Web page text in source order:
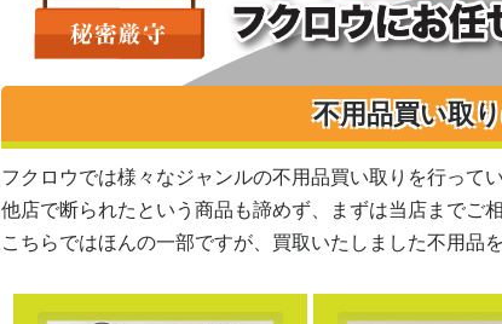
不用品買い取
フクロウでは様々なジャンルの不用品買い取りを行って
他店で断られたという商品も諦めず、まずは当店までご
こちらではほんの一部ですが、買取いたしました不用品